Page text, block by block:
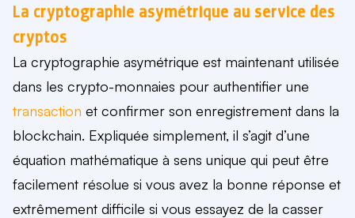
La cryptographie asymétrique au service des
cryptos
La cryptographie asymétrique est maintenant utilisée
dans les crypto-monnaies pour authentifier une
transaction et confirmer son enregistrement dans la
blockchain. Expliquée simplement, il s’agit d’une
équation mathématique à sens unique qui peut être
facilement résolue si vous avez la bonne réponse et
extrêmement difficile si vous essayez de la casser